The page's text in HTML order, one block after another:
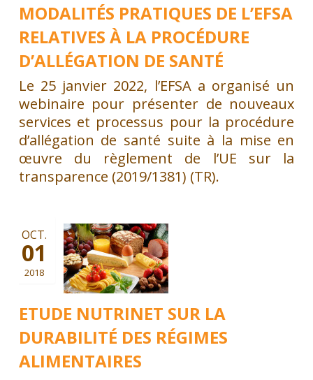
MODALITÉS PRATIQUES DE L’EFSA
RELATIVES À LA PROCÉDURE
D’ALLÉGATION DE SANTÉ
Le 25 janvier 2022, l’EFSA a organisé un
webinaire pour présenter de nouveaux
services et processus pour la procédure
d’allégation de santé suite à la mise en
œuvre du règlement de l’UE sur la
transparence (2019/1381) (TR).
ETUDE NUTRINET SUR LA
DURABILITÉ DES RÉGIMES
ALIMENTAIRES
OCT.
01
2018